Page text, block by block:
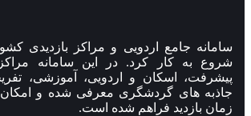
شروع به کار کرد. در این سامانه
پیشرفت، اسکان و اردویی، آموزشی،
جاذبه های گردشگری معرفی شده و
زمان بازدید فراهم شده است.